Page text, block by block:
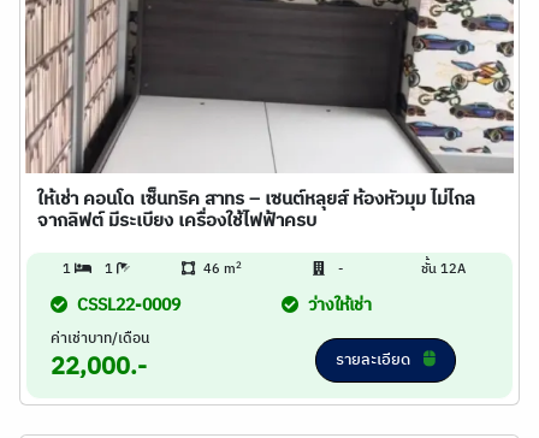
ให้เช่า คอนโด เซ็นทริค สาทร – เซนต์หลุยส์ ห้องหัวมุม ไม่ไกล
จากลิฟต์ มีระเบียง เครื่องใช้ไฟฟ้าครบ
1 1 46 m2 - ชั้น 12A
CSSL22-0009 ว่างให้เช่า
ค่าเช่าบาท/เดือน
22,000.- รายละเอียด